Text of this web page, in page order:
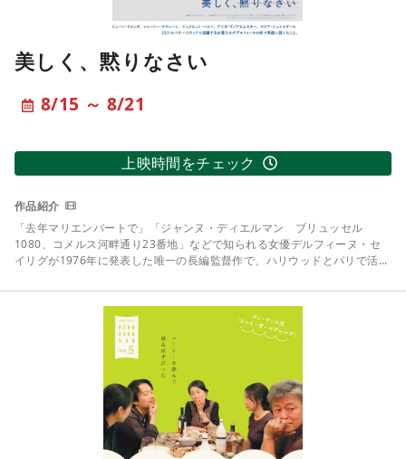
美しく、黙りなさい
8/15 ～ 8/21
上映時間をチェック
「去年マリエンバートで」「ジャンヌ・ディエルマン ブリュッセル
1080、コメルス河畔通り23番地」などで知られる女優デルフィーヌ・セ
イリグが1976年に発表した唯一の長編監督作で、ハリウッドとパリで活...